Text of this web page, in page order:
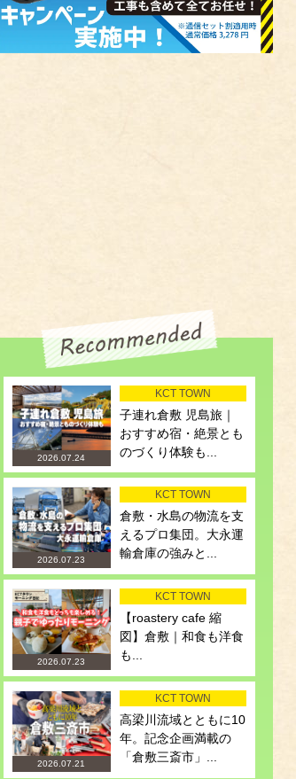
2026.07.24
KCT TOWN
子連れ倉敷 児島旅｜
おすすめ宿・絶景とも
のづくり体験も...
2026.07.23
KCT TOWN
倉敷・水島の物流を支
えるプロ集団。大永運
輸倉庫の強みと...
2026.07.23
KCT TOWN
【roastery cafe 縮
図】倉敷｜和食も洋食
も...
2026.07.21
KCT TOWN
高梁川流域とともに10
年。記念企画満載の
「倉敷三斎市」...